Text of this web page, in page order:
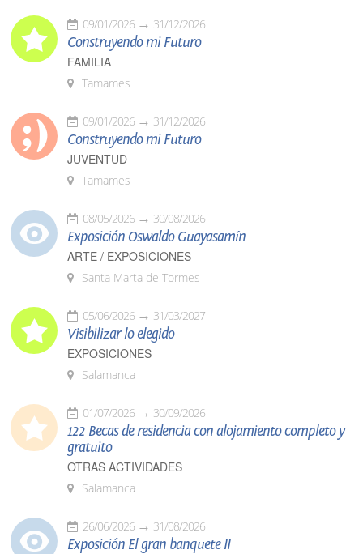
09/01/2026 31/12/2026
Construyendo mi Futuro
FAMILIA
Tamames
09/01/2026 31/12/2026
Construyendo mi Futuro
JUVENTUD
Tamames
08/05/2026 30/08/2026
Exposición Oswaldo Guayasamín
ARTE / EXPOSICIONES
Santa Marta de Tormes
05/06/2026 31/03/2027
Visibilizar lo elegido
EXPOSICIONES
Salamanca
01/07/2026 30/09/2026
122 Becas de residencia con alojamiento completo y
gratuito
OTRAS ACTIVIDADES
Salamanca
26/06/2026 31/08/2026
Exposición El gran banquete II